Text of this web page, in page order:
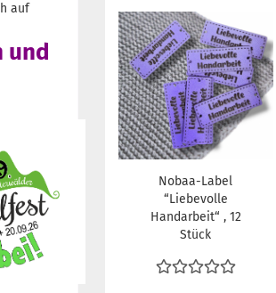
Nobaa-Label
“Liebevolle
Handarbeit“ , 12
Stück
auf
und